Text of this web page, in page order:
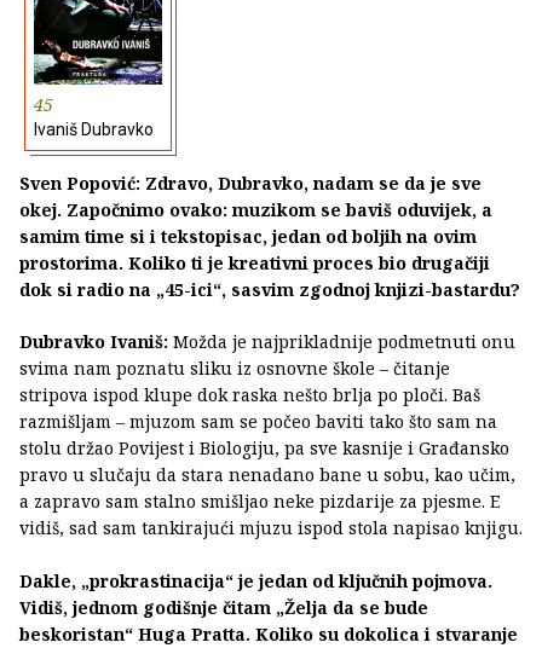
45
Ivaniš Dubravko
Sven Popović: Zdravo, Dubravko, nadam se da je sve
okej. Započnimo ovako: muzikom se baviš oduvijek, a
samim time si i tekstopisac, jedan od boljih na ovim
prostorima. Koliko ti je kreativni proces bio drugačiji
dok si radio na „45-ici“, sasvim zgodnoj knjizi-bastardu?
Dubravko Ivaniš: Možda je najprikladnije podmetnuti onu
svima nam poznatu sliku iz osnovne škole – čitanje
stripova ispod klupe dok raska nešto brlja po ploči. Baš
razmišljam – mjuzom sam se počeo baviti tako što sam na
stolu držao Povijest i Biologiju, pa sve kasnije i Građansko
pravo u slučaju da stara nenadano bane u sobu, kao učim,
a zapravo sam stalno smišljao neke pizdarije za pjesme. E
vidiš, sad sam tankirajući mjuzu ispod stola napisao knjigu.
Dakle, „prokrastinacija“ je jedan od ključnih pojmova.
Vidiš, jednom godišnje čitam „Želja da se bude
beskoristan“ Huga Pratta. Koliko su dokolica i stvaranje